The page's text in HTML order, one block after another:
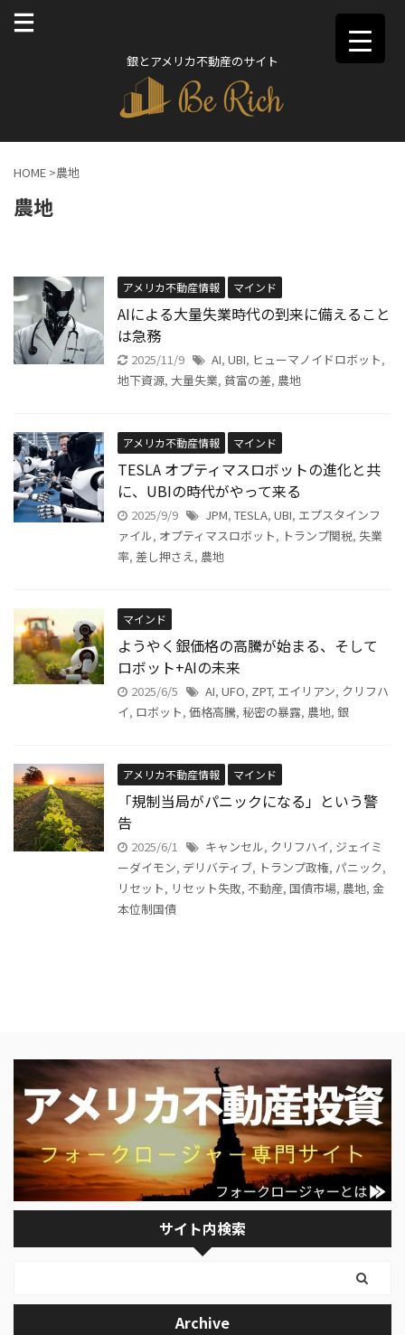
銀とアメリカ不動産のサイト
HOME >農地
農地
アメリカ不動産情報 マインド
AIによる大量失業時代の到来に備えること
は急務
2025/11/9 AI, UBI, ヒューマノイドロボット,
地下資源, 大量失業, 貧富の差, 農地
アメリカ不動産情報 マインド
TESLA オプティマスロボットの進化と共
に、UBIの時代がやって来る
2025/9/9 JPM, TESLA, UBI, エプスタインフ
ァイル, オプティマスロボット, トランプ関税, 失業
率, 差し押さえ, 農地
マインド
ようやく銀価格の高騰が始まる、そして
ロボット+AIの未来
2025/6/5 AI, UFO, ZPT, エイリアン, クリフハ
イ, ロボット, 価格高騰, 秘密の暴露, 農地, 銀
アメリカ不動産情報 マインド
「規制当局がパニックになる」という警
告
2025/6/1 キャンセル, クリフハイ, ジェイミ
ーダイモン, デリバティブ, トランプ政権, パニック,
リセット, リセット失敗, 不動産, 国債市場, 農地, 金
本位制国債
サイト内検索
Archive